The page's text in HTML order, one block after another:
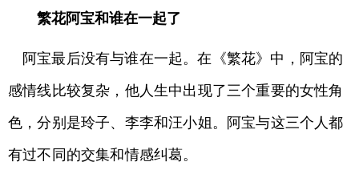
繁花阿宝和谁在一起了
阿宝最后没有与谁在一起。在《繁花》中，阿宝的
感情线比较复杂，他人生中出现了三个重要的女性角
色，分别是玲子、李李和汪小姐。阿宝与这三个人都
有过不同的交集和情感纠葛。